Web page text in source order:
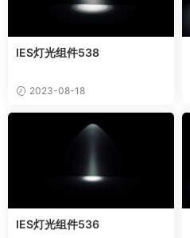
IES灯光组件538
2023-08-18
IES灯光组件536